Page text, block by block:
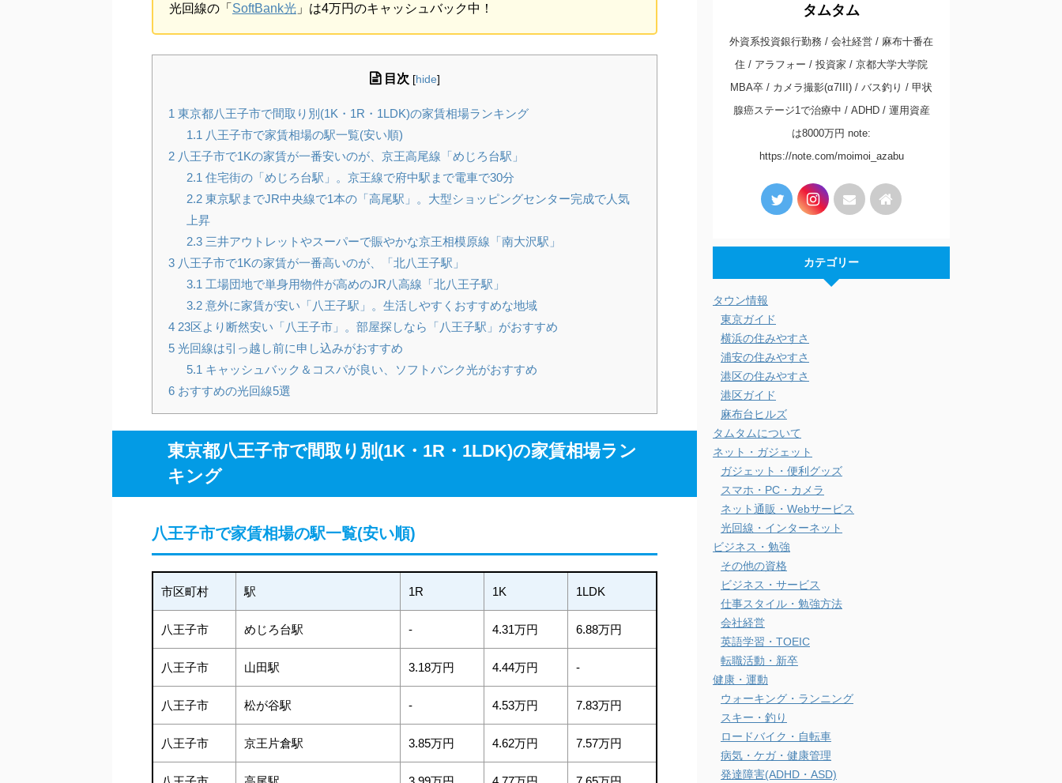
光回線の「 SoftBank光 」は4万円のキャッシュバック中！
目次 [hide]
1 東京都八王子市で間取り別(1K・1R・1LDK)の家賃相場ランキング
1.1 八王子市で家賃相場の駅一覧(安い順)
2 八王子市で1Kの家賃が一番安いのが、京王高尾線「めじろ台駅」
2.1 住宅街の「めじろ台駅」。京王線で府中駅まで電車で30分
2.2東京駅までJR中央線で1本の「高尾駅」。大型ショッピングセンター完成で人気
上昇
2.3三井アウトレットやスーパーで賑やかな京王相模原線「南大沢駅」
3 八王子市で1Kの家賃が一番高いのが、「北八王子駅」
3.1 工場団地で単身用物件が高めのJR八高線「北八王子駅」
3.2意外に家賃が安い「八王子駅」。生活しやすくおすすめな地域
4 23区より断然安い「八王子市」。部屋探しなら「八王子駅」がおすすめ
5 光回線は引っ越し前に申し込みがおすすめ
5.1 キャッシュバック＆コスパが良い、ソフトバンク光がおすすめ
6 おすすめの光回線5選
東京都八王子市で間取り別(1K・1R・1LDK)の家賃相場ラン
キング
八王子市で家賃相場の駅一覧(安い順)
市区町村 駅 1R 1K 1LDK
八王子市 めじろ台駅 - 4.31万円 6.88万円
八王子市 山田駅 3.18万円 4.44万円 -
八王子市 松が谷駅 - 4.53万円 7.83万円
八王子市 京王片倉駅 3.85万円 4.62万円 7.57万円
タムタム
外資系投資銀行勤務 / 会社経営 / 麻布十番在
住 / アラフォー / 投資家 / 京都大学大学院
MBA卒 / カメラ撮影(α7III) / バス釣り / 甲状
腺癌ステージ1で治療中 / ADHD / 運用資産
は8000万円 note:
https://note.com/moimoi_azabu
カテゴリー
タウン情報
東京ガイド
横浜の住みやすさ
浦安の住みやすさ
港区の住みやすさ
港区ガイド
麻布台ヒルズ
タムタムについて
ネット・ガジェット
ガジェット・便利グッズ
スマホ・PC・カメラ
ネット通販・Webサービス
光回線・インターネット
ビジネス・勉強
その他の資格
ビジネス・サービス
仕事スタイル・勉強方法
会社経営
英語学習・TOEIC
転職活動・新卒
健康・運動
ウォーキング・ランニング
スキー・釣り
ロードバイク・自転車
病気・ケガ・健康管理
発達障害(ADHD・ASD)